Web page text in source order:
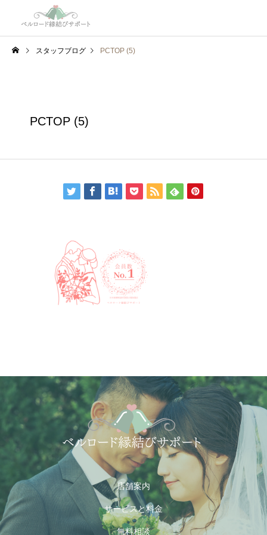
スタッフブログ PCTOP (5)
PCTOP (5)
店舗案内
サービスと料金
無料相談